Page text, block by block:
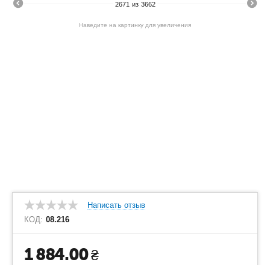
2671 из 3662
Наведите на картинку для увеличения
Написать отзыв
КОД: 08.216
1 884.00₴